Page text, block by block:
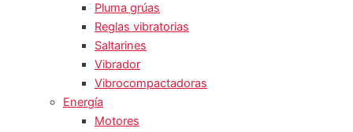
Pluma grúas
Reglas vibratorias
Saltarines
Vibrador
Vibrocompactadoras
Energía
Motores